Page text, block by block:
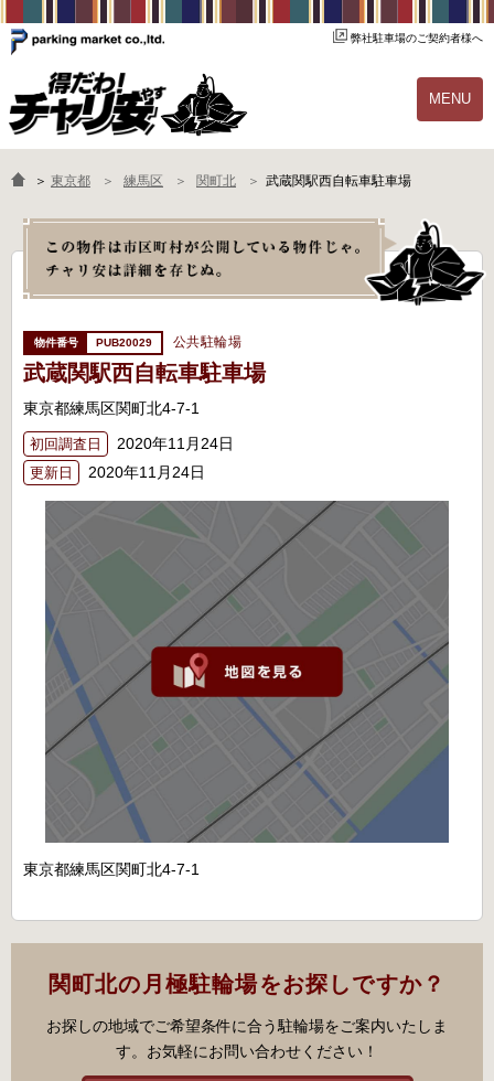
弊社駐車場のご契約者様へ
MENU
物件一覧 ご契約の流れ
よくあるご質問 駐輪場オーナー様へ
＞ 東京都 練馬区 関町北 武蔵関駅西自転車駐車場
PUB20029 公共駐輪場
武蔵関駅西自転車駐車場
東京都練馬区関町北4-7-1
初回調査日 2020年11月24日
更新日 2020年11月24日
東京都練馬区関町北4-7-1
関町北の月極駐輪場をお探しですか？
お探しの地域でご希望条件に合う駐輪場をご案内いたしま
す。お気軽にお問い合わせください！